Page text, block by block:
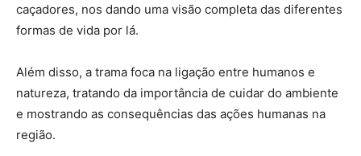
caçadores, nos dando uma visão completa das diferentes
formas de vida por lá.
Além disso, a trama foca na ligação entre humanos e
natureza, tratando da importância de cuidar do ambiente
e mostrando as consequências das ações humanas na
região.